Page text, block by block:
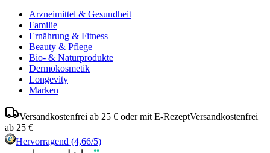
Arzneimittel & Gesundheit
Familie
Ernährung & Fitness
Beauty & Pflege
Bio- & Naturprodukte
Dermokosmetik
Longevity
Marken
Versandkostenfrei ab 25 € oder mit E-RezeptVersandkostenfrei
ab 25 €
Hervorragend (4,66/5)